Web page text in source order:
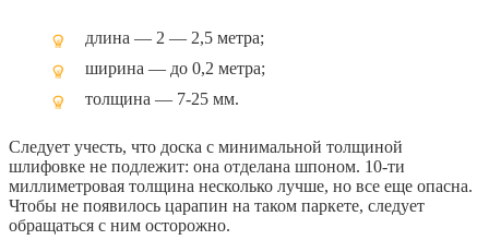
длина — 2 — 2,5 метра;
ширина — до 0,2 метра;
толщина — 7-25 мм.
Следует учесть, что доска с минимальной толщиной
шлифовке не подлежит: она отделана шпоном. 10-ти
миллиметровая толщина несколько лучше, но все еще опасна.
Чтобы не появилось царапин на таком паркете, следует
обращаться с ним осторожно.